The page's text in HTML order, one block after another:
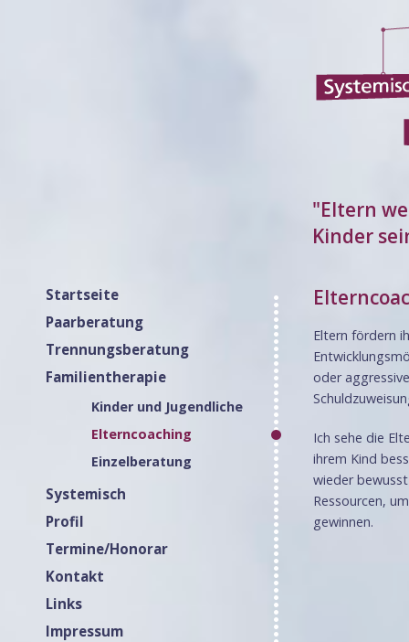
"Eltern
Kinder
Startseite
Paarberatung
Trennungsberatung
Familientherapie
Kinder und Jugendliche
Elterncoaching
Einzelberatung
Systemisch
Profil
Termine/Honorar
Kontakt
Links
Impressum
Eltern fördern
oder
Ich sehe die
ihrem Kind
wieder
Ressourcen,
gewinnen.